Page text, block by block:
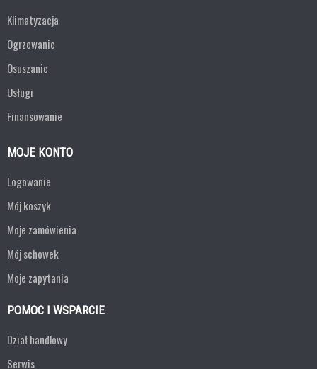
Klimatyzacja
Ogrzewanie
Osuszanie
Usługi
Finansowanie
MOJE KONTO
Logowanie
Mój koszyk
Moje zamówienia
Mój schowek
Moje zapytania
POMOC I WSPARCIE
Dział handlowy
Serwis